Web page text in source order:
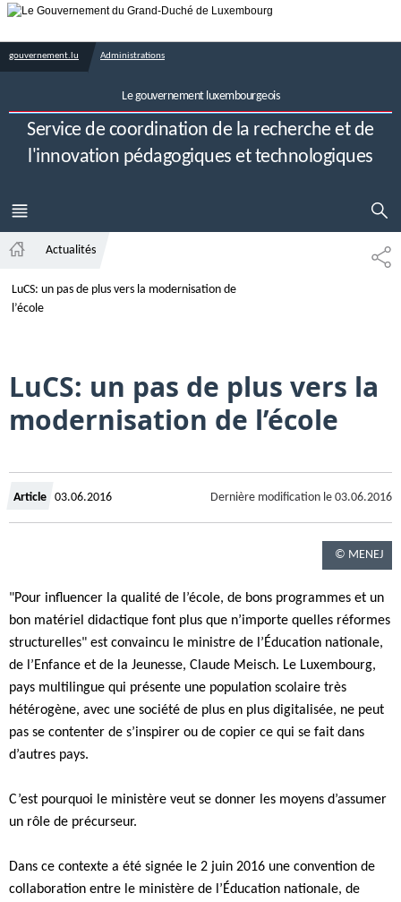
gouvernement.lu Administrations
Le gouvernement luxembourgeois
Service de coordination de la recherche et de
l'innovation pédagogiques et technologiques
MENU
PRINCIPAL AFFICHER
Actualités
LuCS: un pas de plus vers la modernisation de
l’école
LuCS: un pas de plus vers la
modernisation de l’école
Article Crée
le
03.06.2016 Dernière modification le 03.06.2016
© MENEJ
"Pour influencer la qualité de l’école, de bons programmes et un
bon matériel didactique font plus que n’importe quelles réformes
structurelles" est convaincu le ministre de l’Éducation nationale,
de l’Enfance et de la Jeunesse, Claude Meisch. Le Luxembourg,
pays multilingue qui présente une population scolaire très
hétérogène, avec une société de plus en plus digitalisée, ne peut
pas se contenter de s’inspirer ou de copier ce qui se fait dans
d’autres pays.
C’est pourquoi le ministère veut se donner les moyens d’assumer
un rôle de précurseur.
Dans ce contexte a été signée le 2 juin 2016 une convention de
collaboration entre le ministère de l’Éducation nationale, de